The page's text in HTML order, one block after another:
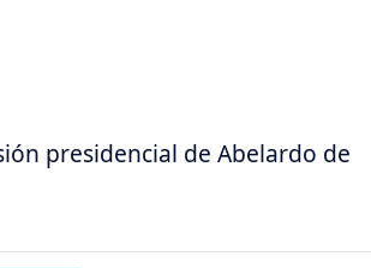
presidencial de Abelardo de